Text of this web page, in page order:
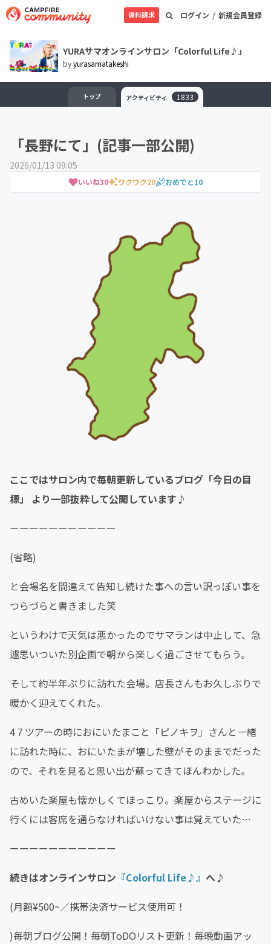
ログイン / 新規会員登録
資料請求
YURAサマオンラインサロン「Colorful Life♪」
byyurasamatakeshi
トップ アクティビティ 1833
「長野にて」(記事一部公開)
2026/01/13 09:05
いいね30 ワクワク20 おめでと10
ここではサロン内で毎朝更新しているブログ「今日の目
標」 より一部抜粋して公開しています♪
ーーーーーーーーーーー
(省略)
と会場名を間違えて告知し続けた事への言い訳っぽい事を
つらづらと書きました笑
というわけで天気は悪かったのでサマランは中止して、急
遽思いついた別企画で朝から楽しく過ごさせてもらう。
そして約半年ぶりに訪れた会場。店長さんもお久しぶりで
暖かく迎えてくれた。
4７ツアーの時におにいたまこと「ピノキヲ」さんと一緒
に訪れた時に、おにいたまが壊した壁がそのままでだった
ので、それを見ると思い出が蘇ってきてほんわかした。
古めいた楽屋も懐かしくてほっこり。楽屋からステージに
行くには客席を通らなければいけない事は覚えていた…
ーーーーーーーーーーー
続きはオンラインサロン 『Colorful Life♪』 へ♪
(月額¥500~／携帯決済サービス使用可！
)毎朝ブログ公開！毎朝ToDOリスト更新！毎晩動画アッ